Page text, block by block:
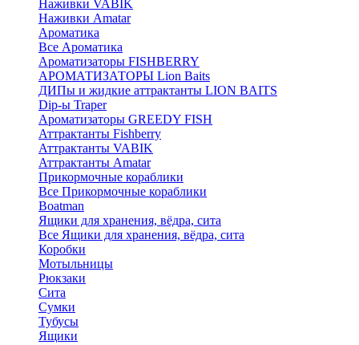
Наживки VABIK
Наживки Amatar
Ароматика
Все Ароматика
Ароматизаторы FISHBERRY
АРОМАТИЗАТОРЫ Lion Baits
ДИПы и жидкие аттрактанты LION BAITS
Dip-ы Traper
Ароматизаторы GREEDY FISH
Аттрактанты Fishberry
Аттрактанты VABIK
Аттрактанты Amatar
Прикормочные кораблики
Все Прикормочные кораблики
Boatman
Ящики для хранения, вёдра, сита
Все Ящики для хранения, вёдра, сита
Коробки
Мотыльницы
Рюкзаки
Сита
Сумки
Тубусы
Ящики